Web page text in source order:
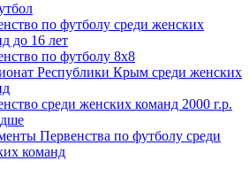
по футболу среди женских
до 16 лет
по футболу 8х8
Республики Крым среди женских
среди женских команд 2000 г.р.
Первенства по футболу среди
команд